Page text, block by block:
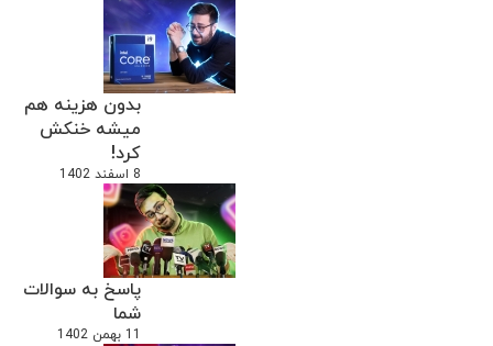
بدون هزینه هم
میشه خنکش
کرد!
8 اسفند 1402
پاسخ به سوالات
شما
11 بهمن 1402